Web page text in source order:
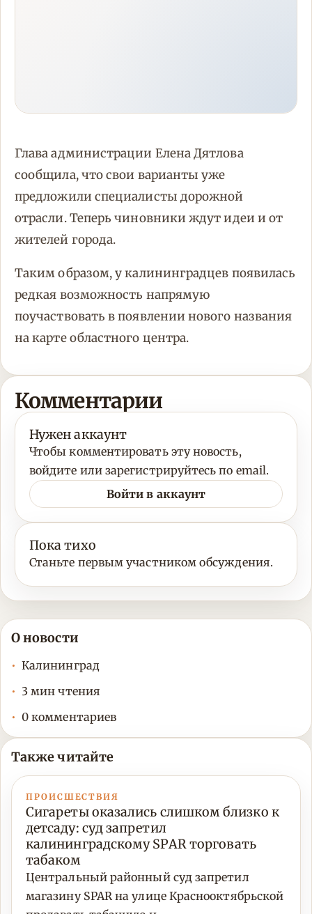
Глава администрации Елена Дятлова
сообщила, что свои варианты уже
предложили специалисты дорожной
отрасли. Теперь чиновники ждут идеи и от
жителей города.
Таким образом, у калининградцев появилась
редкая возможность напрямую
поучаствовать в появлении нового названия
на карте областного центра.
Комментарии
Нужен аккаунт
Чтобы комментировать эту новость,
войдите или зарегистрируйтесь по email.
Войти в аккаунт
Пока тихо
Станьте первым участником обсуждения.
О новости
Калининград
3 мин чтения
0 комментариев
Также читайте
ПРОИСШЕСТВИЯ
Сигареты оказались слишком близко к
детсаду: суд запретил
калининградскому SPAR торговать
табаком
Центральный районный суд запретил
магазину SPAR на улице Краснооктябрьской